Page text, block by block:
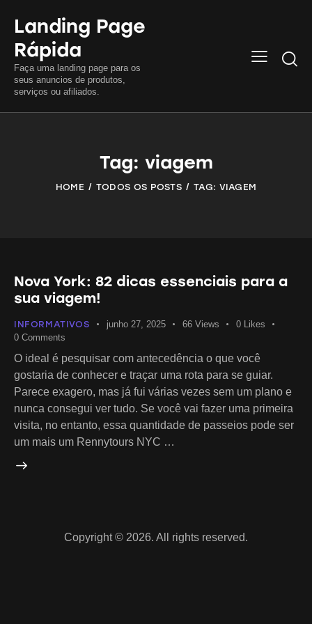
Landing Page
Rápida
Faça uma landing page para os
seus anuncios de produtos,
serviços ou afiliados.
Tag: viagem
HOME TODOS OS POSTS TAG: VIAGEM
Nova York: 82 dicas essenciais para a
sua viagem!
INFORMATIVOS junho 27, 2025 66 Views 0
Likes
0 Comments
O ideal é pesquisar com antecedência o que você
gostaria de conhecer e traçar uma rota para se guiar.
Parece exagero, mas já fui várias vezes sem um plano e
nunca consegui ver tudo. Se você vai fazer uma primeira
visita, no entanto, essa quantidade de passeios pode ser
um mais um Rennytours NYC …
Copyright © 2026. All rights reserved.